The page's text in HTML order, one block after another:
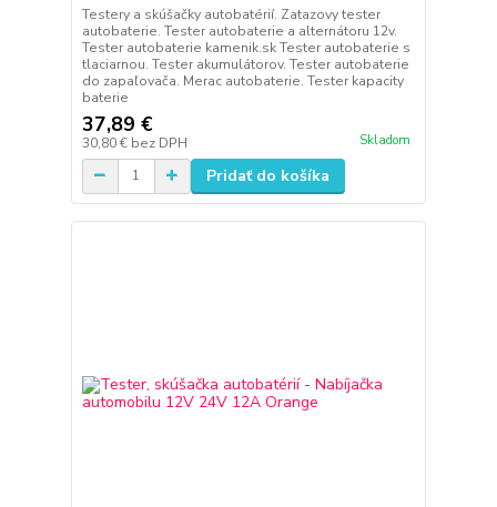
Testery a skúšačky autobatérií. Zatazovy tester
autobaterie. Tester autobaterie a alternátoru 12v.
Tester autobaterie kamenik.sk Tester autobaterie s
tlaciarnou. Tester akumulátorov. Tester autobaterie
do zapaľovača. Merac autobaterie. Tester kapacity
baterie
37,89 €
30,80 € bez DPH Skladom
Pridať do košíka